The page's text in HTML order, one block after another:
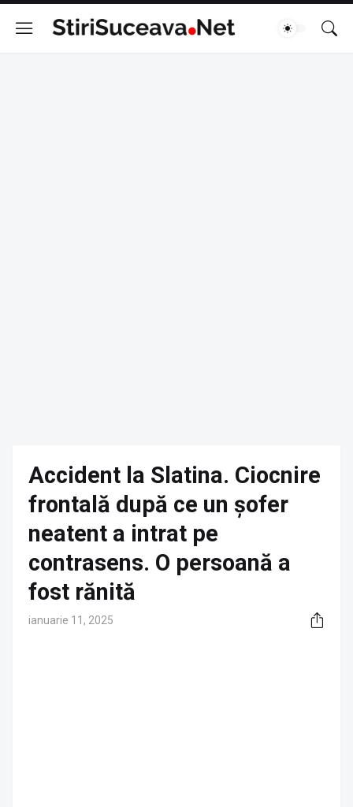
Accident la Slatina. Ciocnire
frontală după ce un șofer
neatent a intrat pe
contrasens. O persoană a
fost rănită
ianuarie 11, 2025